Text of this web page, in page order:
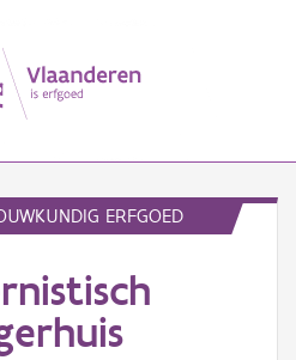
ERFGOED